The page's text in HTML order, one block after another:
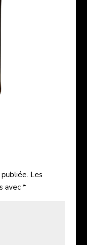
Les
avec *